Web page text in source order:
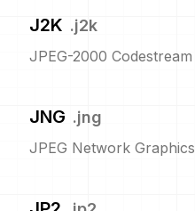
J2K .j2k
JPEG-2000 Codestream
JNG .jng
JPEG Network Graphics